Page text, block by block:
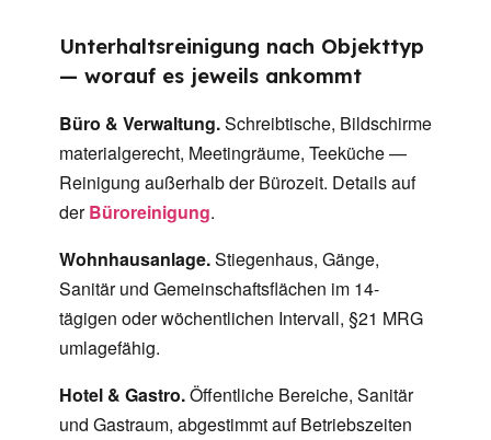
Unterhaltsreinigung nach Objekttyp
— worauf es jeweils ankommt
Büro & Verwaltung.Schreibtische, Bildschirme
materialgerecht, Meetingräume, Teeküche —
Reinigung außerhalb der Bürozeit. Details auf
derBüroreinigung.
Wohnhausanlage.Stiegenhaus, Gänge,
Sanitär und Gemeinschaftsflächen im 14-
tägigen oder wöchentlichen Intervall, §21 MRG
umlagefähig.
Hotel & Gastro.Öffentliche Bereiche, Sanitär
und Gastraum, abgestimmt auf Betriebszeiten